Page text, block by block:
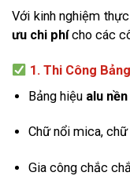
Với kinh nghiệm
ưu chi phícho các
1. Thi Công
Bảng hiệu alu
Chữ nổi mica,
Gia công chắc